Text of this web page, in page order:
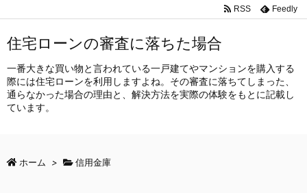
RSS Feedly
住宅ローンの審査に落ちた場合
一番大きな買い物と言われている一戸建てやマンションを購入する
際には住宅ローンを利用しますよね。その審査に落ちてしまった、
通らなかった場合の理由と、解決方法を実際の体験をもとに記載し
ています。
ホーム > 信用金庫